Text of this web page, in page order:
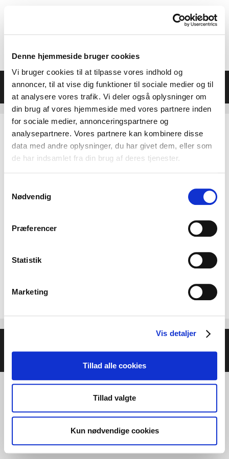
Denne hjemmeside bruger cookies
Vi bruger cookies til at tilpasse vores indhold og
annoncer, til at vise dig funktioner til sociale medier og til
at analysere vores trafik. Vi deler også oplysninger om
din brug af vores hjemmeside med vores partnere inden
for sociale medier, annonceringspartnere og
analysepartnere. Vores partnere kan kombinere disse
data med andre oplysninger, du har givet dem, eller som
de har indsamlet fra din brug af deres tjenester.
Nødvendig
Præferencer
Statistik
Marketing
Vis detaljer
Tillad alle cookies
Tillad valgte
Kun nødvendige cookies
indhold
Menu